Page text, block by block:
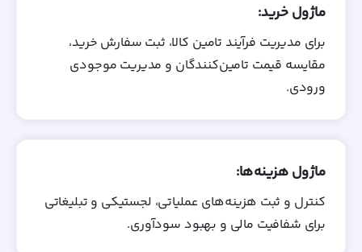
ماژول خرید:
برای مدیریت فرآیند تامین کالا، ثبت سفارش خرید،
مقایسه قیمت تامین‌کنندگان و مدیریت موجودی
ورودی.
ماژول هزینه‌ها:
کنترل و ثبت هزینه‌های عملیاتی، لجستیکی و تبلیغاتی
برای شفافیت مالی و بهبود سودآوری.